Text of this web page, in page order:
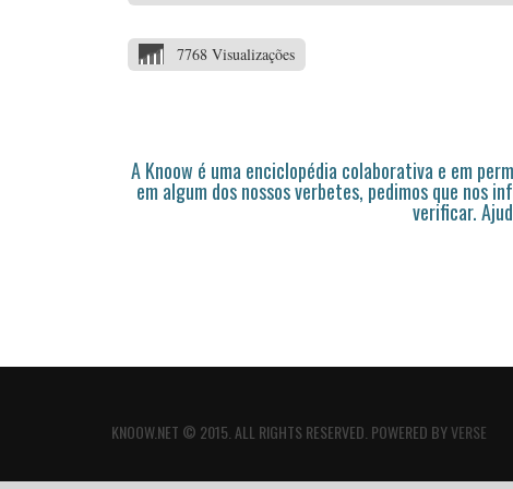
7768 Visualizações
A Knoow é uma enciclopédia colaborativa e em
em algum dos nossos verbetes, pedimos que nos
verificar.
KNOOW.NET © 2015. ALL RIGHTS RESERVED. POWERED BYVERSE